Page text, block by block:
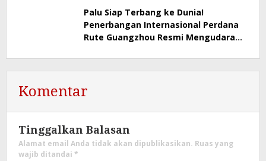
Palu Siap Terbang ke Dunia!
Penerbangan Internasional Perdana
Rute Guangzhou Resmi Mengudara
Komentar
Tinggalkan Balasan
Alamat email Anda tidak akan dipublikasikan. Ruas yang
wajib ditandai *